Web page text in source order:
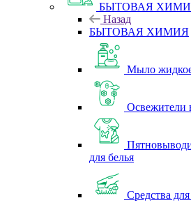
БЫТОВАЯ
Назад
БЫТОВАЯ ХИМИЯ
Мыло
Освежители
для белья
Средства